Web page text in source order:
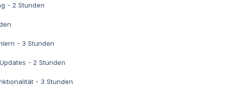
- 2 Stunden
- 3 Stunden
- 2 Stunden
- 3 Stunden